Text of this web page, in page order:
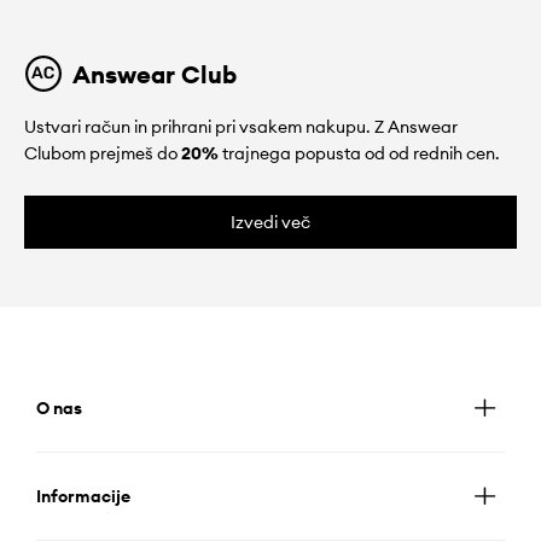
Answear Club
Ustvari račun in prihrani pri vsakem nakupu. Z Answear
Clubom prejmeš do20%trajnega popusta od od rednih cen.
Izvedi več
O nas
Informacije